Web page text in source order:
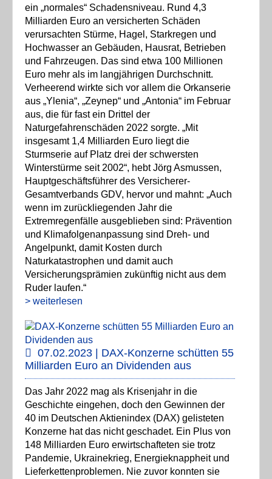
ein „normales“ Schadensniveau. Rund 4,3
Milliarden Euro an versicherten Schäden
verursachten Stürme, Hagel, Starkregen und
Hochwasser an Gebäuden, Hausrat, Betrieben
und Fahrzeugen. Das sind etwa 100 Millionen
Euro mehr als im langjährigen Durchschnitt.
Verheerend wirkte sich vor allem die Orkanserie
aus „Ylenia“, „Zeynep“ und „Antonia“ im Februar
aus, die für fast ein Drittel der
Naturgefahrenschäden 2022 sorgte. „Mit
insgesamt 1,4 Milliarden Euro liegt die
Sturmserie auf Platz drei der schwersten
Winterstürme seit 2002“, hebt Jörg Asmussen,
Hauptgeschäftsführer des Versicherer-
Gesamtverbands GDV, hervor und mahnt: „Auch
wenn im zurückliegenden Jahr die
Extremregenfälle ausgeblieben sind: Prävention
und Klimafolgenanpassung sind Dreh- und
Angelpunkt, damit Kosten durch
Naturkatastrophen und damit auch
Versicherungsprämien zukünftig nicht aus dem
Ruder laufen.“
> weiterlesen
07.02.2023 | DAX-Konzerne schütten 55
Milliarden Euro an Dividenden aus
Das Jahr 2022 mag als Krisenjahr in die
Geschichte eingehen, doch den Gewinnen der
40 im Deutschen Aktienindex (DAX) gelisteten
Konzerne hat das nicht geschadet. Ein Plus von
148 Milliarden Euro erwirtschafteten sie trotz
Pandemie, Ukrainekrieg, Energieknappheit und
Lieferkettenproblemen. Nie zuvor konnten sie